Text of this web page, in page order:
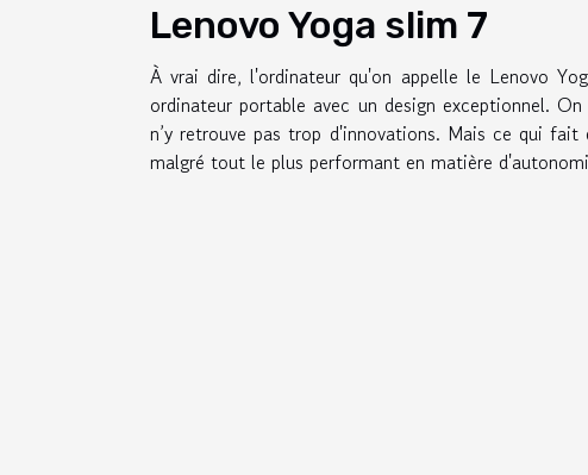
Lenovo Yoga slim 7
À vrai dire, l'ordinateur qu'on appelle le Lenovo
ordinateur portable avec un design exceptionnel.
n’y retrouve pas trop d'innovations. Mais ce qui
malgré tout le plus performant en matière